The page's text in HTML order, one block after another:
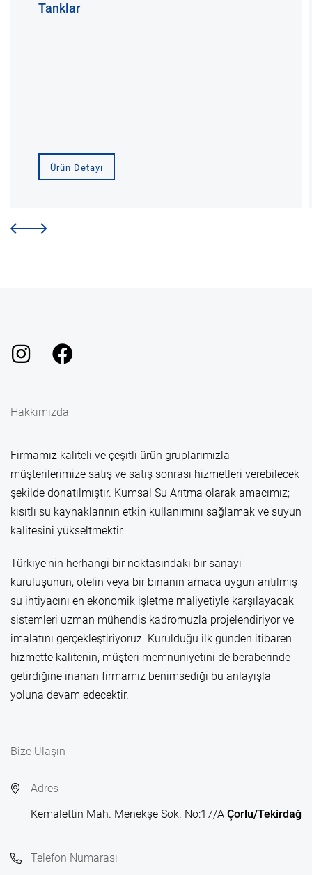
Tanklar
Ürün Detayı
Hakkımızda
Firmamız kaliteli ve çeşitli ürün gruplarımızla
müşterilerimize satış ve satış sonrası hizmetleri verebilecek
şekilde donatılmıştır. Kumsal Su Arıtma olarak amacımız;
kısıtlı su kaynaklarının etkin kullanımını sağlamak ve suyun
kalitesini yükseltmektir.
Türkiye'nin herhangi bir noktasındaki bir sanayi
kuruluşunun, otelin veya bir binanın amaca uygun arıtılmış
su ihtiyacını en ekonomik işletme maliyetiyle karşılayacak
sistemleri uzman mühendis kadromuzla projelendiriyor ve
imalatını gerçekleştiriyoruz. Kurulduğu ilk günden itibaren
hizmette kalitenin, müşteri memnuniyetini de beraberinde
getirdiğine inanan firmamız benimsediği bu anlayışla
yoluna devam edecektir.
Bize Ulaşın
Adres
Kemalettin Mah. Menekşe Sok. No:17/A Çorlu/Tekirdağ
Telefon Numarası